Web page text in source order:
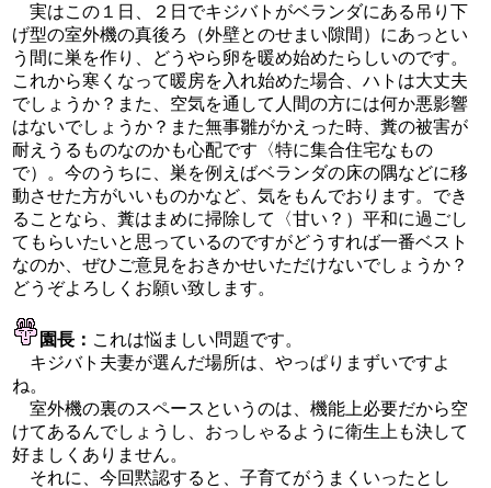
実はこの１日、２日でキジバトがベランダにある吊り下
げ型の室外機の真後ろ（外壁とのせまい隙間）にあっとい
う間に巣を作り、どうやら卵を暖め始めたらしいのです。
これから寒くなって暖房を入れ始めた場合、ハトは大丈夫
でしょうか？また、空気を通して人間の方には何か悪影響
はないでしょうか？また無事雛がかえった時、糞の被害が
耐えうるものなのかも心配です〈特に集合住宅なもの
で）。今のうちに、巣を例えばベランダの床の隅などに移
動させた方がいいものかなど、気をもんでおります。でき
ることなら、糞はまめに掃除して〈甘い？）平和に過ごし
てもらいたいと思っているのですがどうすれば一番ベスト
なのか、ぜひご意見をおきかせいただけないでしょうか？
どうぞよろしくお願い致します。
園長： これは悩ましい問題です。
キジバト夫妻が選んだ場所は、やっぱりまずいですよ
ね。
室外機の裏のスペースというのは、機能上必要だから空
けてあるんでしょうし、おっしゃるように衛生上も決して
好ましくありません。
それに、今回黙認すると、子育てがうまくいったとし